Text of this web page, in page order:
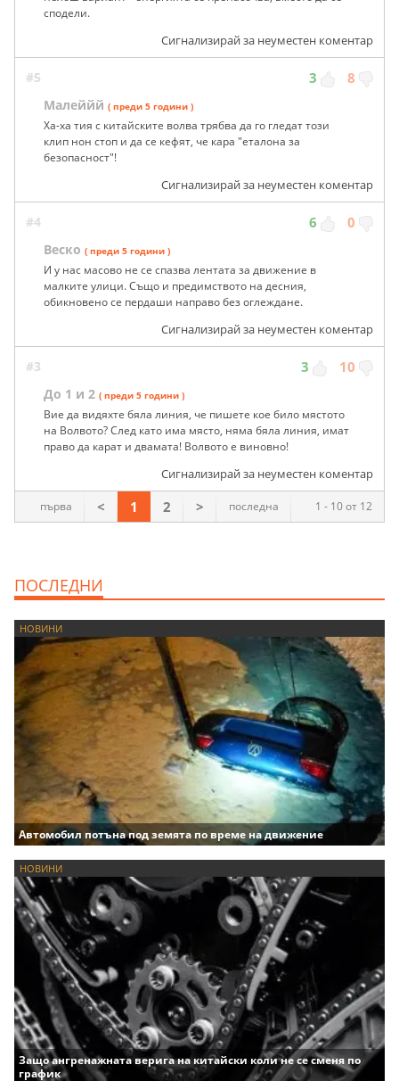
сподели.
Сигнализирай за неуместен коментар
#5 3 8
Малеййй ( преди 5 години )
Ха-ха тия с китайските волва трябва да го гледат този
клип нон стоп и да се кефят, че кара "еталона за
безопасност"!
Сигнализирай за неуместен коментар
#4 6 0
Веско ( преди 5 години )
И у нас масово не се спазва лентата за движение в
малките улици. Също и предимството на десния,
обикновено се пердаши направо без оглеждане.
Сигнализирай за неуместен коментар
#3 3 10
До 1 и 2 ( преди 5 години )
Вие да видяхте бяла линия, че пишете кое било мястото
на Волвото? След като има място, няма бяла линия, имат
право да карат и двамата! Волвото е виновно!
Сигнализирай за неуместен коментар
1 - 10 от 12
първа < 1 2 > последна
ПОСЛЕДНИ
НОВИНИ
Автомобил потъна под земята по време на движение
НОВИНИ
Защо ангренажната верига на китайски коли не се сменя по
график